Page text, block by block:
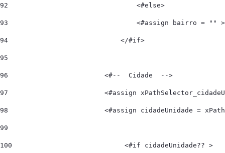
92
                                <#else>
93
<#assign bairro = ""
94
                            </#if>
95
96
                        <#--  Cidade  -->
97
<#assign
98
<#assign cidadeUnidade =
99
100
                            <#if cidadeUnidade?? >